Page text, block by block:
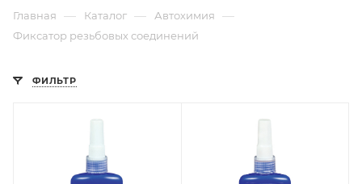
Главная — Каталог — Автохимия —
Фиксатор резьбовых соединений
ФИЛЬТР